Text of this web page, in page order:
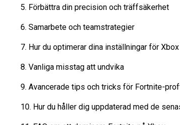
5. Förbättra din precision och träffsäkerhet
6. Samarbete och teamstrategier
7. Hur du optimerar dina inställningar för Xbox
8. Vanliga misstag att undvika
9. Avancerade tips och tricks för Fortnite-
10. Hur du håller dig uppdaterad med de